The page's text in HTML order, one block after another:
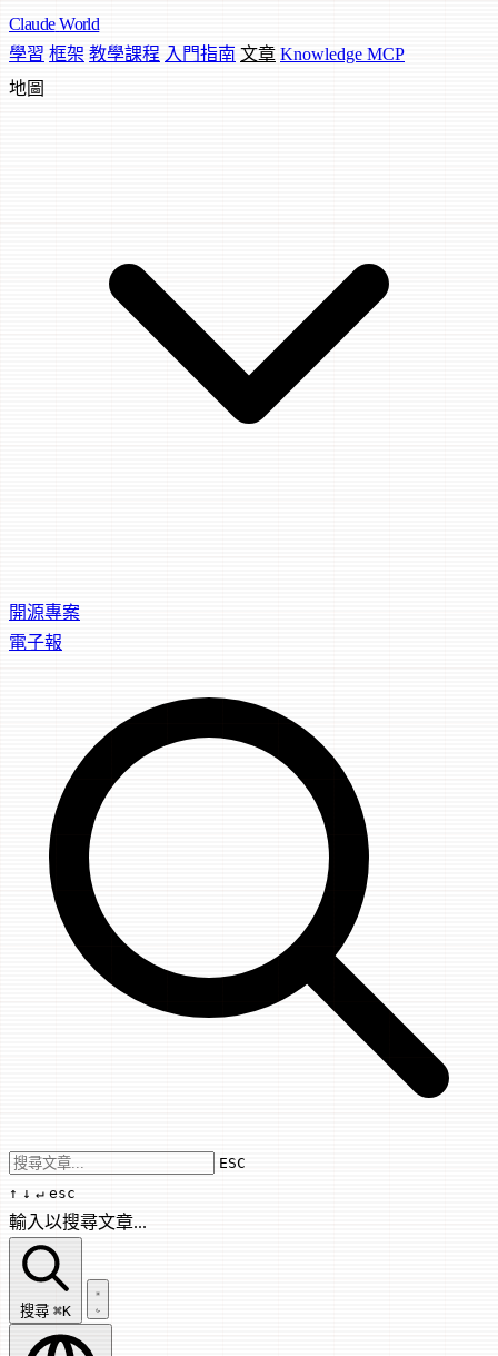
Claude World
學習 框架 教學課程 入門指南 文章 Knowledge MCP
地圖
開源專案
電子報
Use arrow keys to navigate results,
ESC
↑ ↓ ↵ esc
輸入以搜尋文章...
搜尋文章...
搜尋 ⌘K